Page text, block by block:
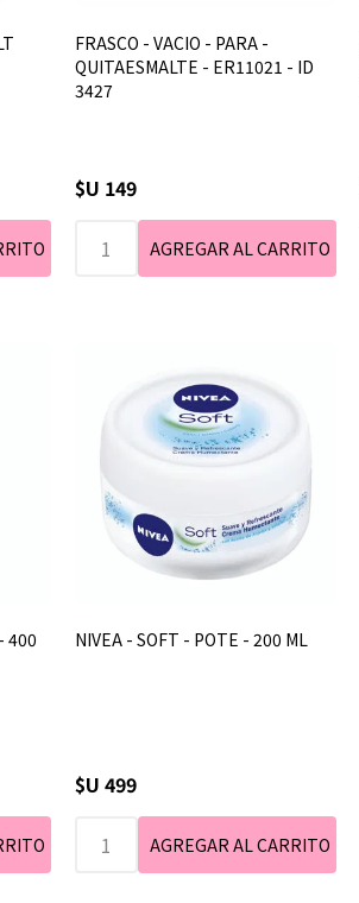
FRASCO - VACIO - PARA -
QUITAESMALTE - ER11021 - ID
3427
$U 149
400
NIVEA - SOFT - POTE - 200 ML
$U 499